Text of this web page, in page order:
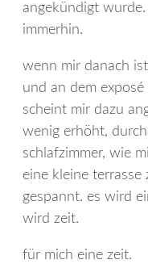
angekündigt
immerhin.
wenn mir danach
und an dem
scheint mir dazu
wenig erhöht,
schlafzimmer, wie
eine kleine
gespannt. es wird
wird zeit.
für mich eine zeit.